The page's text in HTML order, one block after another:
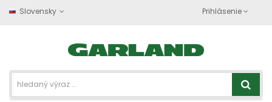
Slovensky Prihlásenie